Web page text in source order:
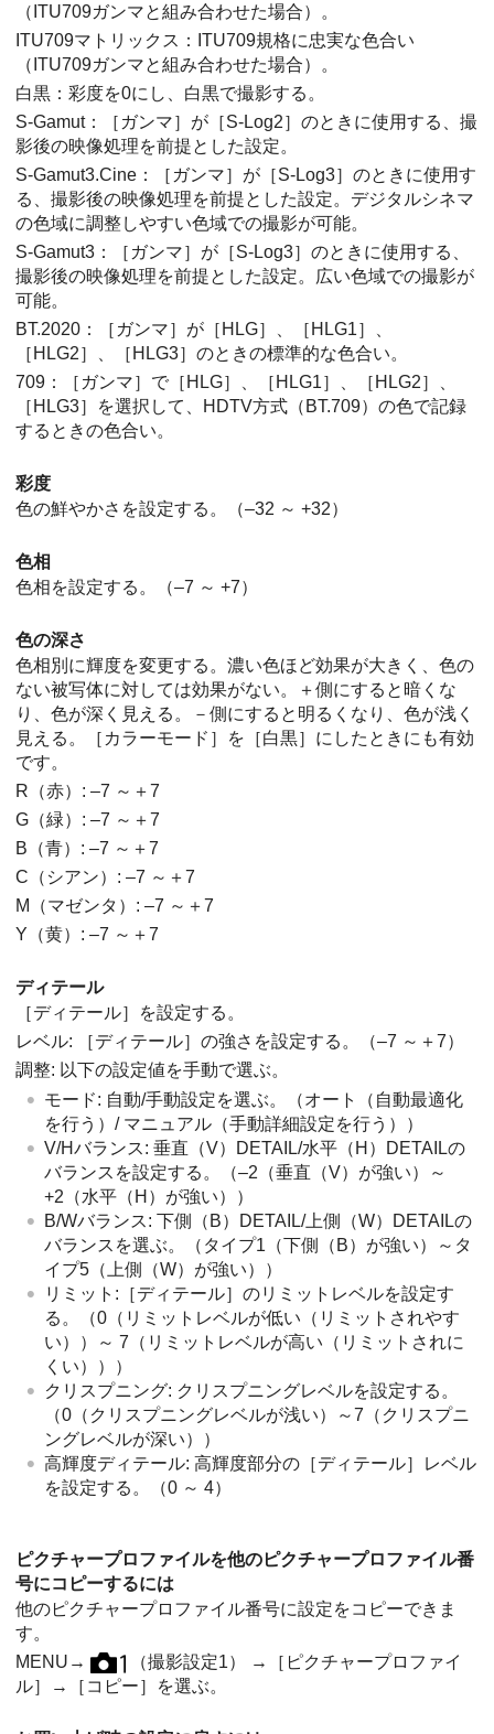
（ITU709ガンマと組み合わせた場合）。
ITU709マトリックス：ITU709規格に忠実な色合い
（ITU709ガンマと組み合わせた場合）。
白黒：彩度を0にし、白黒で撮影する。
S-Gamut：
［ガンマ］ が ［S-Log2］ のときに使用する、撮
影後の映像処理を前提とした設定。
S-Gamut3.Cine ： ［ガンマ］ が ［S-Log3］ のときに使用す
る、撮影後の映像処理を前提とした設定。デジタルシネマ
の色域に調整しやすい色域での撮影が可能。
S-Gamut3 ： ［ガンマ］ が ［S-Log3］ のときに使用する、
撮影後の映像処理を前提とした設定。広い色域での撮影が
可能。
BT.2020 ： ［ガンマ］ が ［HLG］ ［HLG1］
［HLG2］
［HLG3］ のときの標準的な色合い。
709 ： ［ガンマ］ で ［HLG］ ［HLG1］ ［HLG2］
［HLG3］
を選択して、HDTV方式（BT.709）の色で記録
するときの色合い。
彩度
色の鮮やかさを設定する。（–32 ～ +32）
色相
色相を設定する。（–7 ～ +7）
色の深さ
色相別に輝度を変更する。濃い色ほど効果が大きく、色の
ない被写体に対しては効果がない。＋側にすると暗くな
り、色が深く見える。－側にすると明るくなり、色が浅く
見える。
［カラーモード］ を ［白黒］ にしたときにも有効
です。
R（赤）: –7 ～＋7
G（緑）: –7 ～＋7
B（青）: –7 ～＋7
C（シアン）: –7 ～＋7
M（マゼンタ）: –7 ～＋7
Y（黄）: –7 ～＋7
ディテール
［ディテール］
を設定する。
レベル:
［ディテール］ の強さを設定する。（–7 ～＋7）
調整: 以下の設定値を手動で選ぶ。
モード: 自動/手動設定を選ぶ。（オート（自動最適化
を行う）/ マニュアル（手動詳細設定を行う））
V/Hバランス: 垂直（V）DETAIL/水平（H）DETAILの
バランスを設定する。（–2（垂直（V）が強い）～
+2（水平（H）が強い））
B/Wバランス: 下側（B）DETAIL/上側（W）DETAILの
バランスを選ぶ。（タイプ1（下側（B）が強い）～タ
イプ5（上側（W）が強い））
リミット: ［ディテール］ のリミットレベルを設定す
る。（0（リミットレベルが低い（リミットされやす
い））～ 7（リミットレベルが高い（リミットされに
くい）））
クリスプニング: クリスプニングレベルを設定する。
（0（クリスプニングレベルが浅い）～7（クリスプニ
ングレベルが深い））
高輝度ディテール: 高輝度部分の ［ディテール］
レベル
を設定する。（0 ～ 4）
ピクチャープロファイルを他のピクチャープロファイル番
号にコピーするには
他のピクチャープロファイル番号に設定をコピーできま
す。
MENU → （撮影設定1） →
［ピクチャープロファイ
ル］
→ ［コピー］ を選ぶ。